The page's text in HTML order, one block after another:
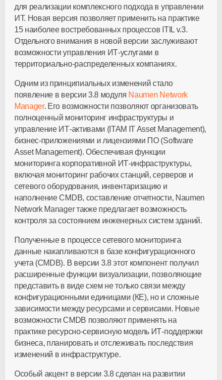
для реализации комплексного подхода в управлении
ИТ. Новая версия позволяет применить на практике
15 наиболее востребованных процессов ITIL v.3.
Отдельного внимания в новой версии заслуживают
возможности управления ИТ-услугами в
территориально-распределенных компаниях.
Одним из принципиальных изменений стало
появление в версии 3.8 модуля Naumen Network
Manager. Его возможности позволяют организовать
полноценный мониторинг инфраструктуры и
управление ИТ-активами (ITAM IT Asset Management),
бизнес-приложениями и лицензиями ПО (Software
Asset Management). Обеспечивая функции
мониторинга корпоративной ИТ-инфраструктуры,
включая мониторинг рабочих станций, серверов и
сетевого оборудования, инвентаризацию и
наполнение CMDB, составление отчетности, Naumen
Network Manager также предлагает возможность
контроля за состоянием инженерных систем зданий.
Полученные в процессе сетевого мониторинга
данные накапливаются в базе конфигурационного
учета (CMDB). В версии 3.8 этот компонент получил
расширенные функции визуализации, позволяющие
представить в виде схем не только связи между
конфигурационными единицами (КЕ), но и сложные
зависимости между ресурсами и сервисами. Новые
возможности CMDB позволяют применять на
практике ресурсно-сервисную модель ИТ-поддержки
бизнеса, планировать и отслеживать последствия
изменений в инфраструктуре.
Особый акцент в версии 3.8 сделан на развитии